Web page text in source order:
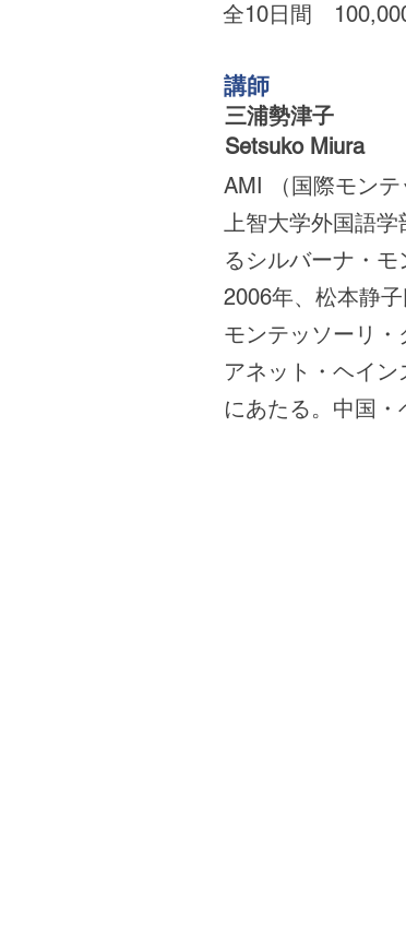
全10日間
講師
三浦勢津子
​Setsuko Miura
AMI （国際モンテ
上智大学外国語
るシルバーナ・
2006年、松本静
モンテッソーリ
アネット・ヘイ
にあたる。中国・